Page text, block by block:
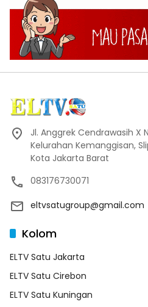
Jl. Anggrek Cendrawasih X
Kelurahan Kemanggisan,
Kota Jakarta Barat
083176730071
eltvsatugroup@gmail.com
Kolom
ELTV Satu Jakarta
ELTV Satu Cirebon
ELTV Satu Kuningan